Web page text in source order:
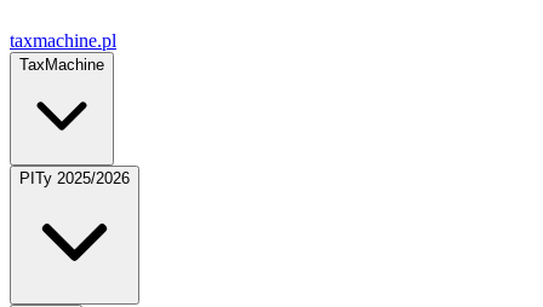
taxmachine.pl
TaxMachine
PITy 2025/2026